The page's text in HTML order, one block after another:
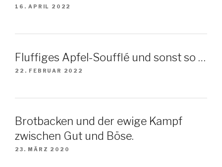
16. APRIL 2022
Fluffiges Apfel-Soufflé und sonst so …
22. FEBRUAR 2022
Brotbacken und der ewige Kampf
zwischen Gut und Böse.
23. MÄRZ 2020